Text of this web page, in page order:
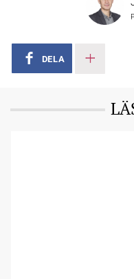
1 (1) Skola och förskola
2 (4) Äldreomsorg
4 (5) Trygghet, säkerhet och
5 (3) Sysselsättningen
6 (6) Bostäder och
DELA